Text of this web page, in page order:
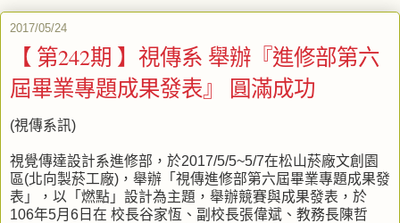
2017/05/24
【 第242期 】視傳系 舉辦『進修部第六
屆畢業專題成果發表』 圓滿成功
(視傳系訊)
視覺傳達設計系進修部，於2017/5/5~5/7在松山菸廠文創園
區(北向製菸工廠)，舉辦「視傳進修部第六屆畢業專題成果發
表」，以「燃點」設計為主題，舉辦競賽與成果發表，於
106年5月6日在 校長谷家恆、副校長張偉斌、教務長陳哲